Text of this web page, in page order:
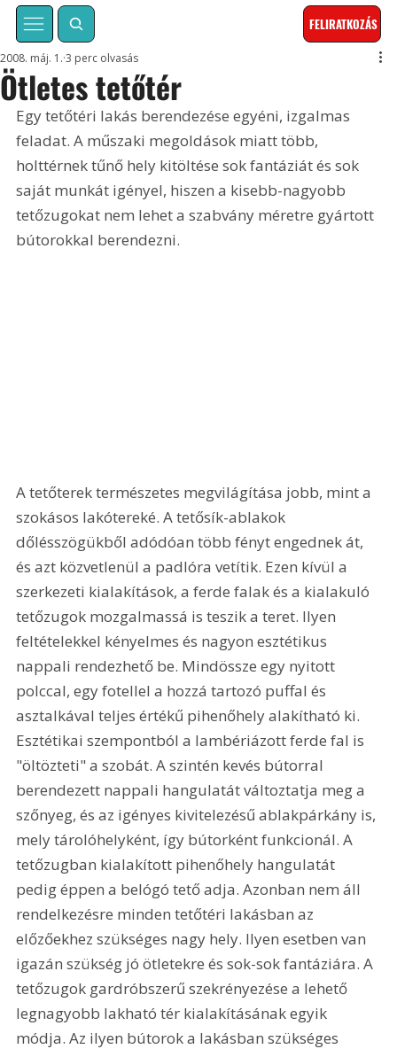
FELIRATKOZÁS
Ötletes tetőtér
2008. máj. 1. 3 perc olvasás
Egy tetőtéri lakás berendezése egyéni, izgalmas
feladat. A műszaki megoldások miatt több,
holttérnek tűnő hely kitöltése sok fantáziát és sok
saját munkát igényel, hiszen a kisebb-nagyobb
tetőzugokat nem lehet a szabvány méretre gyártott
bútorokkal berendezni.
A tetőterek természetes megvilágítása jobb, mint a
szokásos lakótereké. A tetősík-ablakok
dőlésszögükből adódóan több fényt engednek át,
és azt közvetlenül a padlóra vetítik. Ezen kívül a
szerkezeti kialakítások, a ferde falak és a kialakuló
tetőzugok mozgalmassá is teszik a teret. Ilyen
feltételekkel kényelmes és nagyon esztétikus
nappali rendezhető be. Mindössze egy nyitott
polccal, egy fotellel a hozzá tartozó puffal és
asztalkával teljes értékű pihenőhely alakítható ki.
Esztétikai szempontból a lambériázott ferde fal is
"öltözteti" a szobát. A szintén kevés bútorral
berendezett nappali hangulatát változtatja meg a
szőnyeg, és az igényes kivitelezésű ablakpárkány is,
mely tárolóhelyként, így bútorként funkcionál. A
tetőzugban kialakított pihenőhely hangulatát
pedig éppen a belógó tető adja. Azonban nem áll
rendelkezésre minden tetőtéri lakásban az
előzőekhez szükséges nagy hely. Ilyen esetben van
igazán szükség jó ötletekre és sok-sok fantáziára. A
tetőzugok gardróbszerű szekrényezése a lehető
legnagyobb lakható tér kialakításának egyik
módja. Az ilyen bútorok a lakásban szükséges